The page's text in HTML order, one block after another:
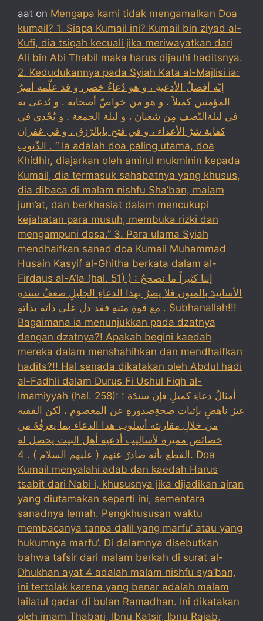
aat on Mengapa kami tidak mengamalkan Doa
kumail? 1. Siapa Kumail ini? Kumail bin ziyad al-
Kufi, dia tsiqah kecuali jika meriwayatkan dari
Ali bin Abi Thabil maka harus dijauhi haditsnya.
2. Kedudukannya pada Syiah Kata al-Majlisi ia:
إنّه أفضلُ الأدعيةِ ، و هو دُعاءُ خضر، و قد علّمه أميرُ
المؤمنين كميلاً ، و هو من خواصّ أصحابه . و يُدعى به
في ليلةالنّصف مِن شعبان ، و ليلة الجمعة . و يُجْدي في
كفاية شرّ الأعداء ، و في فتح بابالرّزق ، و في غفران
الذّنوب . “ Ia adalah doa paling utama, doa
Khidhir, diajarkan oleh amirul mukminin kepada
Kumail, dia termasuk sahabatnya yang khusus,
dia dibaca di malam nishfu Sha’ban, malam
jum’at, dan berkhasiat dalam mencukupi
kejahatan para musuh, membuka rizki dan
mengampuni dosa.” 3. Para ulama Syiah
mendhaifkan sanad doa Kumail Muhammad
Husain Kasyif al-Ghitha berkata dalam al-
Firdaus al-A’la (hal. 51) ) : إننا كثيراً ما نصححُ
الأسانيدَ بالمتون فلا يضرُ بهذا الدعاءِ الجليلِ ضعفُ سندهِ
مع قوةِ متنهِ فقد دل على ذاته بذاتهِ . Subhanallah!!!
Bagaimana ia menunjukkan pada dzatnya
dengan dzatnya?! Apakah begini kaedah
mereka dalam menshahihkan dan mendhaifkan
hadits?!! Hal senada dikatakan oleh Abdul hadi
al-Fadhli dalam Durus Fi Ushul Fiqh al-
Imamiyyah (hal. 258): : أمثالُ دعاءِ كميلِ فإن سندَهَ
غيرُ ناهضٍ بإثبات صحةِصدورهِ عن المعصومِ ، لكن الفقيه
من خلالِ مقارنته أسلوب هذا الدعاء بما يعرفُهُ من
خصائص مميزة لأساليب أدعية أهل البيت يحصل له
القطع بأنه صادرٌ عنهم ( عليهم السلام ) . 4. Doa
Kumail menyalahi adab dan kaedah Harus
tsabit dari Nabi i, khususnya jika dijadikan ajran
yang diutamakan seperti ini, sementara
sanadnya lemah. Pengkhususan waktu
membacanya tanpa dalil yang marfu’ atau yang
hukumnya marfu’. Di dalamnya disebutkan
bahwa tafsir dari malam berkah di surat al-
Dhukhan ayat 4 adalah malam nishfu sya’ban,
ini tertolak karena yang benar adalah malam
lailatul qadar di bulan Ramadhan. Ini dikatakan
oleh imam Thabari, Ibnu Katsir, Ibnu Rajab,